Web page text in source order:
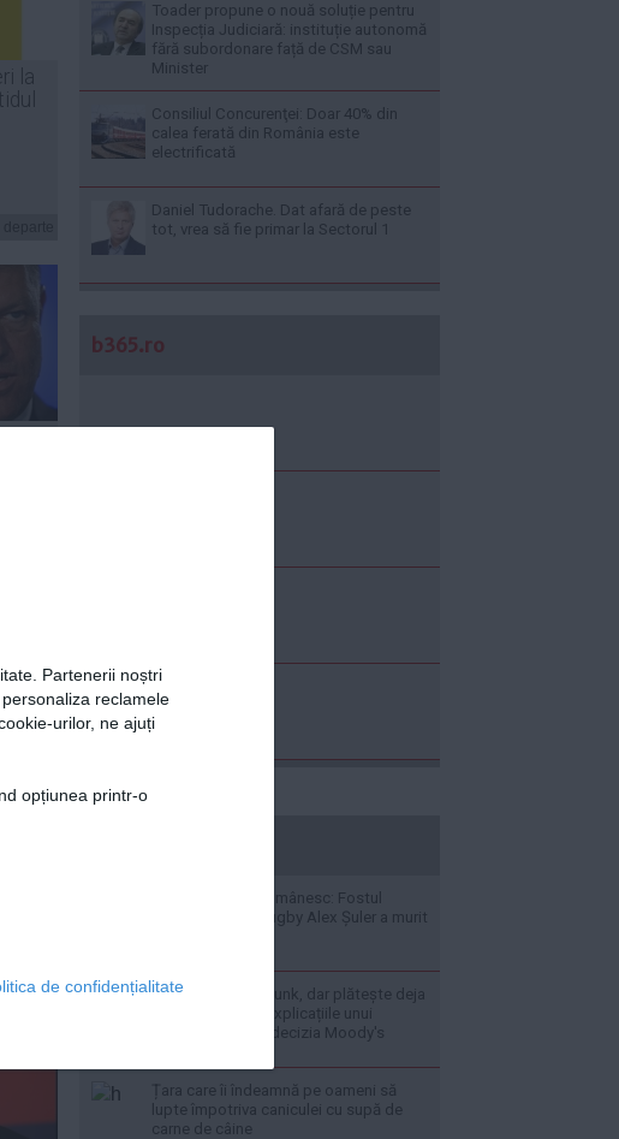
Partenerii noștri
reclamele
urilor, ne ajuți
opțiunea printr-o
de confidențialitate
la
Toader propune o nouă soluție pentru
Inspecția Judiciară: instituție autonomă
fără subordonare față de CSM sau
Minister
Consiliul Concurenţei: Doar 40% din
calea ferată din România este
electrificată
Daniel Tudorache. Dat afară de peste
tot, vrea să fie primar la Sectorul 1
b365.ro
Doliu în sportul românesc: Fostul
internațional de rugby Alex Șuler a murit
„România nu e în junk, dar plătește deja
ca și cum ar fi” - Explicațiile unui
economist după decizia Moody's
Țara care îi îndeamnă pe oameni să
lupte împotriva caniculei cu supă de
carne de câine